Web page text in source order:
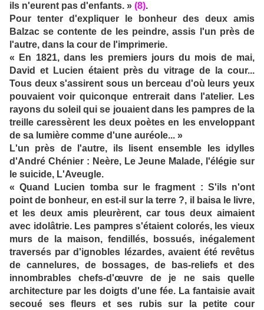
ils n'eurent pas d'enfants. » (8).
Pour tenter d'expliquer le bonheur des deux amis
Balzac se contente de les peindre, assis l'un près de
l'autre, dans la cour de l'imprimerie.
« En 1821, dans les premiers jours du mois de mai,
David et Lucien étaient près du vitrage de la cour...
Tous deux s'assirent sous un berceau d'où leurs yeux
pouvaient voir quiconque entrerait dans l'atelier. Les
rayons du soleil qui se jouaient dans les pampres de la
treille caressèrent les deux poètes en les enveloppant
de sa lumière comme d'une auréole... »
L'un près de l'autre, ils lisent ensemble les idylles
d'André Chénier : Neère, Le Jeune Malade, l'élégie sur
le suicide, L'Aveugle.
« Quand Lucien tomba sur le fragment : S'ils n'ont
point de bonheur, en est-il sur la terre ?, il baisa le livre,
et les deux amis pleurèrent, car tous deux aimaient
avec idolâtrie. Les pampres s'étaient colorés, les vieux
murs de la maison, fendillés, bossués, inégalement
traversés par d'ignobles lézardes, avaient été revêtus
de cannelures, de bossages, de bas-reliefs et des
innombrables chefs-d'œuvre de je ne sais quelle
architecture par les doigts d'une fée. La fantaisie avait
secoué ses fleurs et ses rubis sur la petite cour